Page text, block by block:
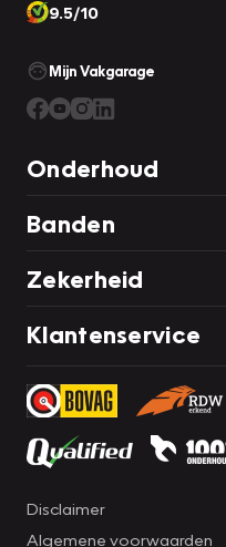
9.5/10
Mijn Vakgarage
Onderhoud
Banden
Zekerheid
Klantenservice
Disclaimer
Algemene voorwaarden